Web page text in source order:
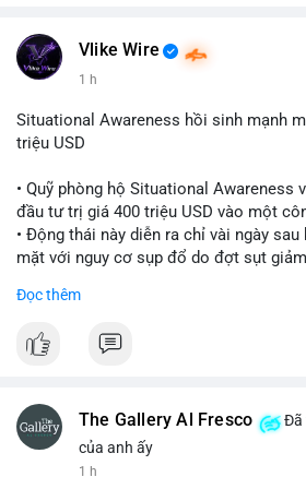
Vlike Wire
1 h
Situational Awareness hồi sinh mạnh
triệu USD
• Quỹ phòng hộ Situational Awareness
đầu tư trị giá 400 triệu USD vào một
• Động thái này diễn ra chỉ vài ngày
mặt với nguy cơ sụp đổ do đợt sụt
• Sự trở lại này đánh dấu bước phục hồi
$btc $eth
Đọc thêm
The Gallery Al Fresco
Đã
của anh ấy
1 h